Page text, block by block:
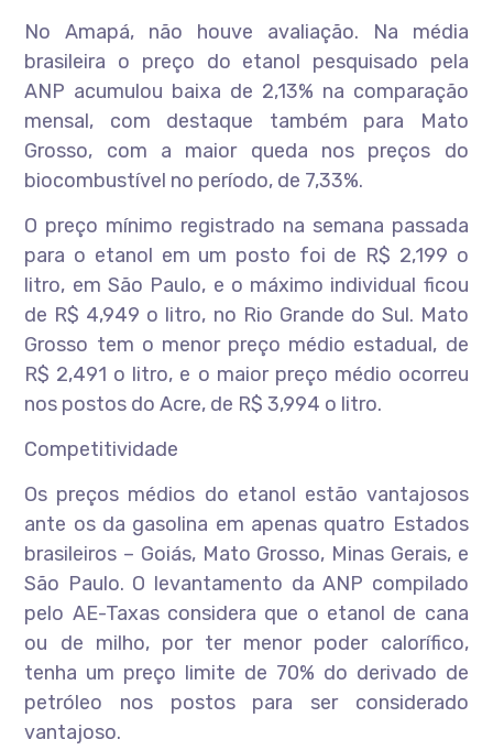
No Amapá, não houve avaliação. Na média
brasileira o preço do etanol pesquisado pela
ANP acumulou baixa de 2,13% na comparação
mensal, com destaque também para Mato
Grosso, com a maior queda nos preços do
biocombustível no período, de 7,33%.
O preço mínimo registrado na semana passada
para o etanol em um posto foi de R$ 2,199 o
litro, em São Paulo, e o máximo individual ficou
de R$ 4,949 o litro, no Rio Grande do Sul. Mato
Grosso tem o menor preço médio estadual, de
R$ 2,491 o litro, e o maior preço médio ocorreu
nos postos do Acre, de R$ 3,994 o litro.
Competitividade
Os preços médios do etanol estão vantajosos
ante os da gasolina em apenas quatro Estados
brasileiros – Goiás, Mato Grosso, Minas Gerais, e
São Paulo. O levantamento da ANP compilado
pelo AE-Taxas considera que o etanol de cana
ou de milho, por ter menor poder calorífico,
tenha um preço limite de 70% do derivado de
petróleo nos postos para ser considerado
vantajoso.